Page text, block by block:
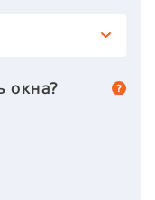
окна?